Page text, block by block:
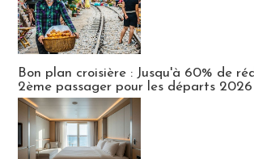
Bon plan croisière : Jusqu'à 60% de
2ème passager pour les départs 2026